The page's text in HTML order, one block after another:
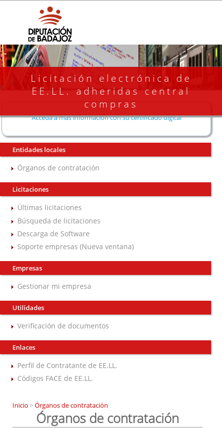
Licitación electrónica de
EE.LL. adheridas central
compras
Acceda a más información con su certificado digital
Entidades locales
Órganos de contratación
Licitaciones
Últimas licitaciones
Búsqueda de licitaciones
Descarga de Software
Soporte empresas (Nueva ventana)
Empresas
Gestionar mi empresa
Utilidades
Verificación de documentos
Enlaces
Perfil de Contratante de EE.LL.
Códigos FACE de EE.LL.
Inicio >Órganos de contratación
Órganos de contratación